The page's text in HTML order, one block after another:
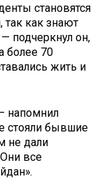
становятся
как знают
подчеркнул он,
более 70
жить и
напомнил
стояли бывшие
не дали
все